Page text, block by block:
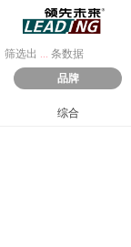
筛选出 ... 条数据
品牌
综合